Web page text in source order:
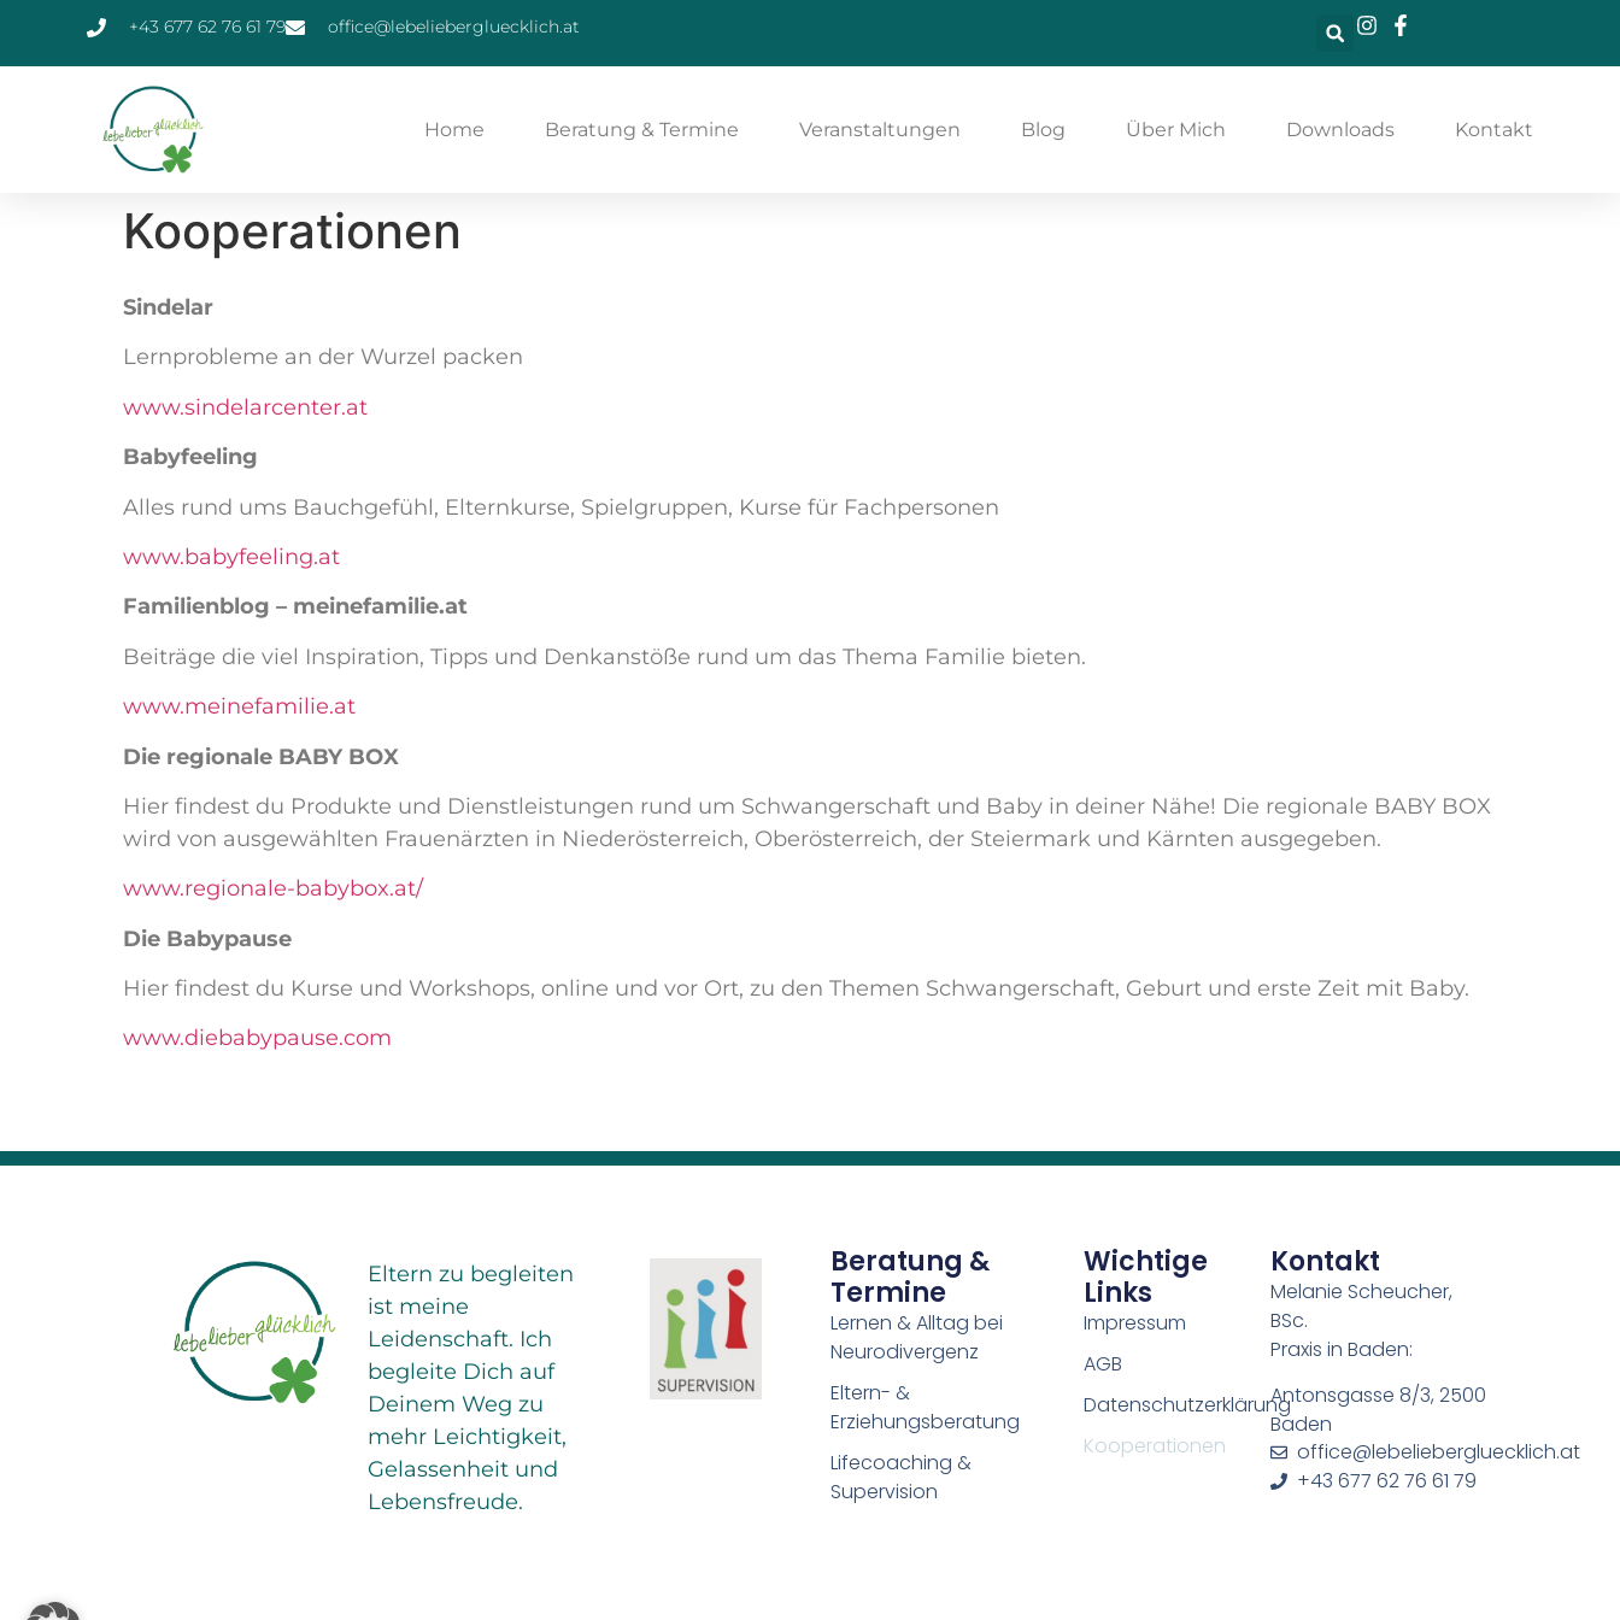
+43 677 62 76 61 79 office@lebeliebergluecklich.at
Home Beratung & Termine Veranstaltungen Blog Über Mich Downloads Kontakt
Kooperationen
Sindelar
Lernprobleme an der Wurzel packen
www.sindelarcenter.at
Babyfeeling
Alles rund ums Bauchgefühl, Elternkurse, Spielgruppen, Kurse für Fachpersonen
www.babyfeeling.at
Familienblog – meinefamilie.at
Beiträge die viel Inspiration, Tipps und Denkanstöße rund um das Thema Familie bieten.
www.meinefamilie.at
Die regionale BABY BOX
Hier findest du Produkte und Dienstleistungen rund um Schwangerschaft und Baby in deiner Nähe! Die regionale BABY BOX
wird von ausgewählten Frauenärzten in Niederösterreich, Oberösterreich, der Steiermark und Kärnten ausgegeben.
www.regionale-babybox.at/
Die Babypause
Hier findest du Kurse und Workshops, online und vor Ort, zu den Themen Schwangerschaft, Geburt und erste Zeit mit Baby.
www.diebabypause.com
Eltern zu begleiten
ist meine
Leidenschaft. Ich
begleite Dich auf
Deinem Weg zu
mehr Leichtigkeit,
Gelassenheit und
Lebensfreude.
Beratung &
Termine
Lernen & Alltag bei
Neurodivergenz
Eltern- &
Erziehungsberatung
Lifecoaching &
Supervision
Wichtige
Links
Impressum
AGB
Datenschutzerklärung
Kooperationen
Kontakt
Melanie Scheucher,
BSc.
Praxis in Baden:
Antonsgasse 8/3, 2500
Baden
office@lebeliebergluecklich.at
+43 677 62 76 61 79